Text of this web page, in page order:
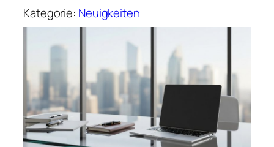
Kategorie: Neuigkeiten